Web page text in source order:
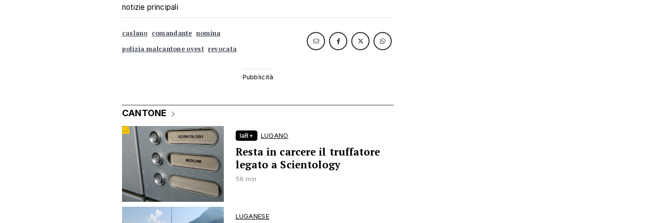
notizie principali
caslano comandante nomina
polizia malcantone ovest revocata
CANTONE
laR+ LUGANO
Resta in carcere il truffatore
legato a Scientology
56 min
LUGANESE